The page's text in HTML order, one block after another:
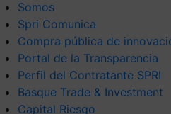
Somos
Spri Comunica
Compra pública de
Portal de la Transparencia
Perfil del Contratante SPRI
Basque Trade & Investment
Capital Riesgo